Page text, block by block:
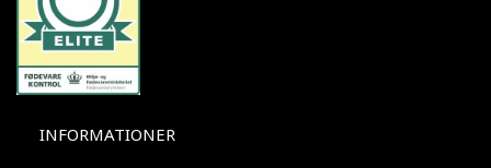
INFORMATIONER